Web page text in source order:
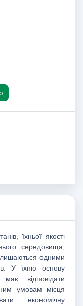
їхньої якості
середовища,
одними
У їхню основу
відповідати
умовам місця
економічну